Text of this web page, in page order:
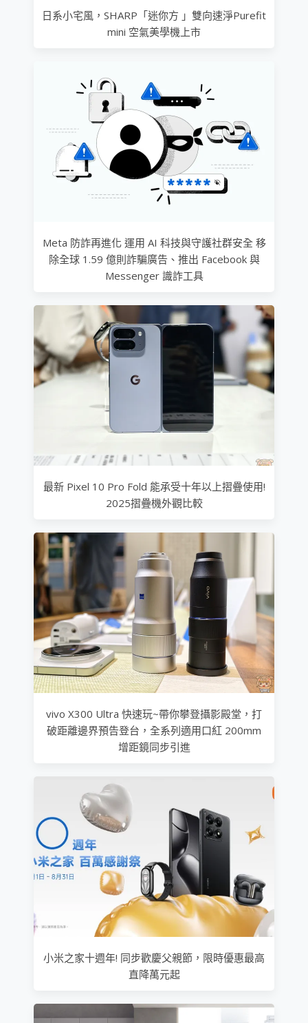
日系小宅風，SHARP「迷你方 」雙向速淨Purefit
mini 空氣美學機上市
Meta 防詐再進化 運用 AI 科技與守護社群安全 移
除全球 1.59 億則詐騙廣告、推出 Facebook 與
Messenger 識詐工具
最新 Pixel 10 Pro Fold 能承受十年以上摺疊使用!
2025摺疊機外觀比較
vivo X300 Ultra 快速玩~帶你攀登攝影殿堂，打
破距離邊界預告登台，全系列適用口紅 200mm
增距鏡同步引進
小米之家十週年! 同步歡慶父親節，限時優惠最高
直降萬元起